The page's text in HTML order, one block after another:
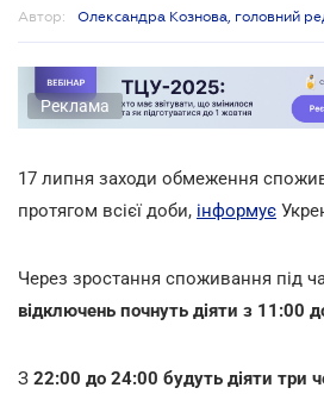
Автор: Олександра Кознова, головний
Реклама
17 липня заходи обмеження
протягом всієї доби, інформує
Через зростання споживання під
відключень почнуть діяти з 11:00
З 22:00 до 24:00 будуть діяти три